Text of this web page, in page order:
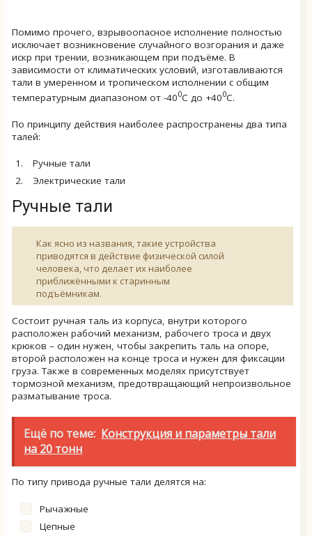
Помимо прочего, взрывоопасное исполнение полностью
исключает возникновение случайного возгорания и даже
искр при трении, возникающем при подъёме. В
зависимости от климатических условий, изготавливаются
тали в умеренном и тропическом исполнении с общим
температурным диапазоном от -400С до +400С.
По принципу действия наиболее распространены два типа
талей:
Ручные тали
Электрические тали
Ручные тали
Как ясно из названия, такие устройства
приводятся в действие физической силой
человека, что делает их наиболее
приближёнными к старинным
подъёмникам.
Состоит ручная таль из корпуса, внутри которого
расположен рабочий механизм, рабочего троса и двух
крюков – один нужен, чтобы закрепить таль на опоре,
второй расположен на конце троса и нужен для фиксации
груза. Также в современных моделях присутствует
тормозной механизм, предотвращающий непроизвольное
разматывание троса.
Ещё по теме: Конструкция и параметры тали
на 20 тонн
По типу привода ручные тали делятся на:
Рычажные
Цепные